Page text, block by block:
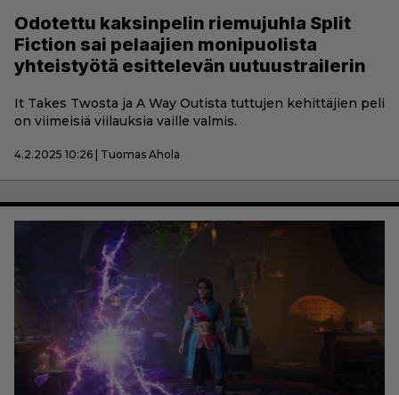
Odotettu kaksinpelin riemujuhla Split
Fiction sai pelaajien monipuolista
yhteistyötä esittelevän uutuustrailerin
It Takes Twosta ja A Way Outista tuttujen kehittäjien peli
on viimeisiä viilauksia vaille valmis.
4.2.2025 10:26 | Tuomas Ahola